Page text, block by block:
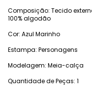
Composição: Tecido
100% algodão
Cor: Azul Marinho
Estampa: Personagens
Modelagem: Meia-calça
Quantidade de Peças: 1